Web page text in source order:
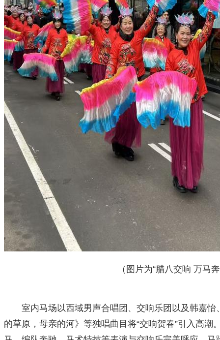
（图片为“腊八交响 万马奔腾”活
室内马场以西域男声合唱团、交响乐团以及韩嘉
的草原，母亲的河》等独唱曲目将“交响贺春”引入高